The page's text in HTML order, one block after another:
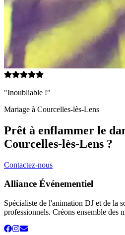
"Inoubliable !"
Mariage à Courcelles-lès-Lens
Prêt à enflammer le
Courcelles-lès-Lens ?
Contactez-nous
Alliance Événementiel
Spécialiste de l'animation DJ et de la
professionnels. Créons ensemble des